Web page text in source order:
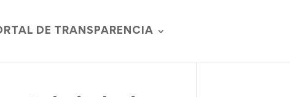
DE TRANSPARENCIA